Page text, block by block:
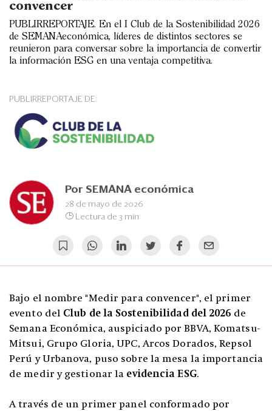
Ranking CEO
convencer
PUBLIRREPORTAJE. En el I Club de la Sostenibilidad 2026
de SEMANAeconómica, líderes de distintos sectores se
reunieron para conversar sobre la importancia de convertir
la información ESG en una ventaja competitiva.
Por SEMANA económica
28 de mayo de 2026
Lectura de 3 min
PUBLIRREPORTAJE DE:
Bajo el nombre "Medir para convencer", el primer
evento del Club de la Sostenibilidad del 2026 de
Semana Económica, auspiciado por BBVA, Komatsu-
Mitsui, Grupo Gloria, UPC, Arcos Dorados, Repsol
Perú y Urbanova, puso sobre la mesa la importancia
de medir y gestionar la evidencia ESG.
A través de un primer panel conformado por